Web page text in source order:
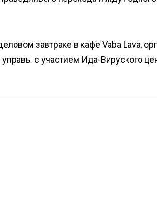
завтраке в кафе Vaba Lava,
управы с участием Ида-Вируского